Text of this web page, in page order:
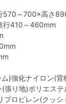
570～700×高さ
行410～460mm
)強化ナイロン(背
張り地)ポリエステ
ロピレン(クッシ